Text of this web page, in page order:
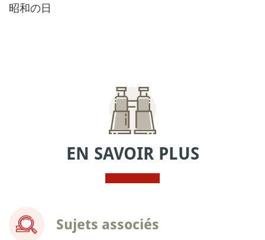
昭和の日
EN SAVOIR PLUS
Sujets associés